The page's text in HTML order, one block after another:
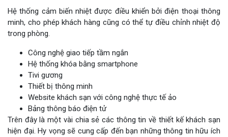
Hệ thống cảm biến nhiệt được điều khiển bởi điện thoại thông
minh, cho phép khách hàng cũng có thể tự điều chỉnh nhiệt độ
trong phòng.
Công nghệ giao tiếp tầm ngắn
Hệ thống khóa bằng smartphone
Tivi gương
Thiết bị thông minh
Website khách sạn với công nghệ thực tế ảo
Bảng thông báo điện tử
Trên đây là một vài chia sẻ các thông tin về thiết kế khách sạn
hiện đại. Hy vọng sẽ cung cấp đến bạn những thông tin hữu ích